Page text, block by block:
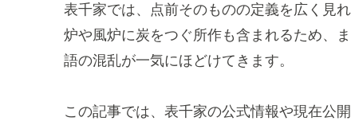
表千家では、点前そのものの定義を広く見
炉や風炉に炭をつぐ所作も含まれるため、
語の混乱が一気にほどけてきます。
この記事では、表千家の公式情報や現在公